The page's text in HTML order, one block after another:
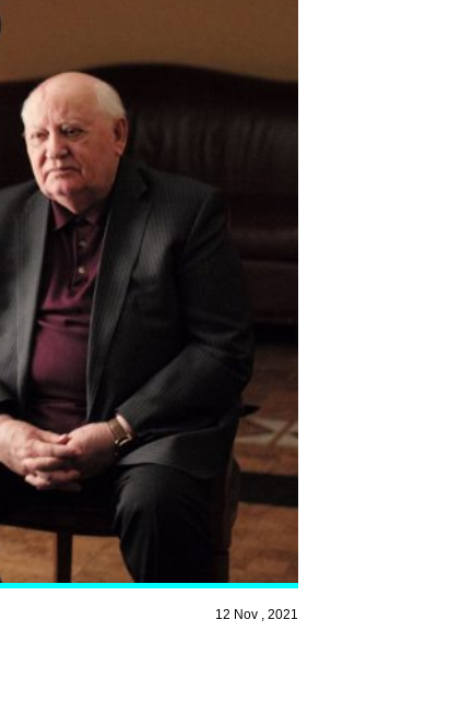
12 Nov , 2021